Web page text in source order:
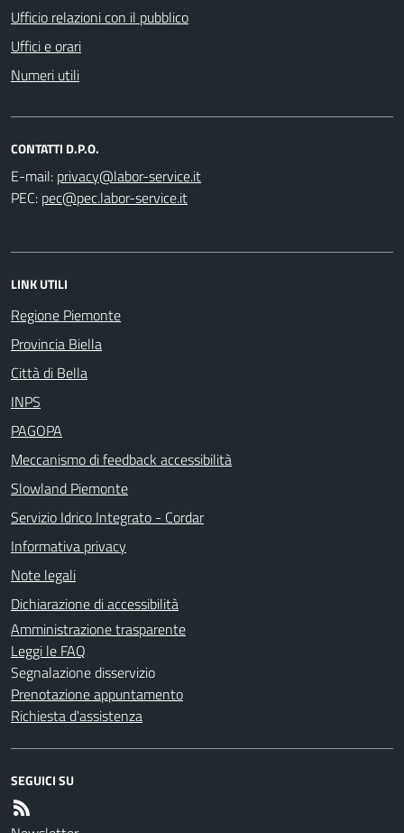
Ufficio relazioni con il pubblico
Uffici e orari
Numeri utili
CONTATTI D.P.O.
E-mail:
PEC:
LINK UTILI
Regione Piemonte
Provincia Biella
Città di Bella
INPS
PAGOPA
Meccanismo di feedback accessibilità
Slowland Piemonte
Servizio Idrico Integrato - Cordar
Informativa privacy
Note legali
Dichiarazione di accessibilità
Amministrazione trasparente
Leggi le FAQ
Segnalazione disservizio
Prenotazione appuntamento
Richiesta d'assistenza
SEGUICI SU